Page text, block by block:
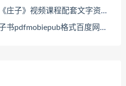
频课程配套文字资料百度网盘下载学习
格式百度网盘下载学习